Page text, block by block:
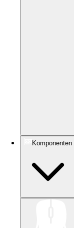
Komponenten